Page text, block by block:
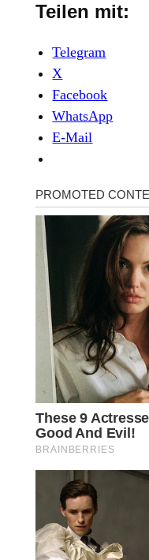
Teilen mit:
Telegram
X
Facebook
WhatsApp
E-Mail